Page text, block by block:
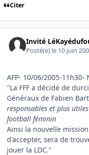
Citer
Invité
Posté(e) le 10 juin
AFP- 10/06/2005-
"La FFF a décidé de
Généraux de Fabien
responsables et plus
football féminin
Ainsi la nouvelle
d'accepter, sera de
jouer la LDC."